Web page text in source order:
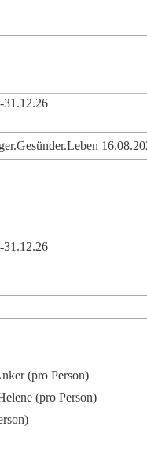
31.12.26
31.12.26
(pro Person)
(pro Person)